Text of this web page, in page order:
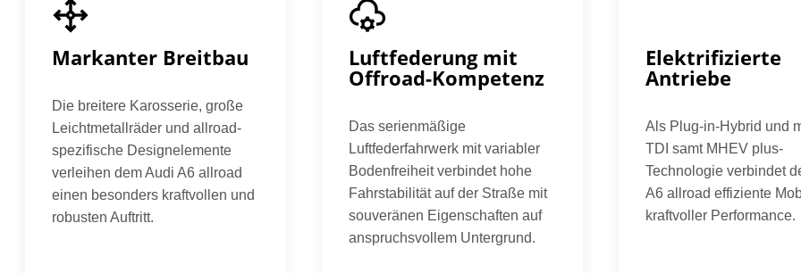
Markanter Breitbau
Die breitere Karosserie, große
Leichtmetallräder und allroad-
spezifische Designelemente
verleihen dem Audi A6 allroad
einen besonders kraftvollen und
robusten Auftritt.
Luftfederung mit
Offroad-Kompetenz
Das serienmäßige
Luftfederfahrwerk mit variabler
Bodenfreiheit verbindet hohe
Fahrstabilität auf der Straße mit
souveränen Eigenschaften auf
anspruchsvollem Untergrund.
Elektrifizierte
Antriebe
Als Plug-in-Hybrid und
TDI samt MHEV plus-
Technologie verbindet
A6 allroad effiziente
kraftvoller Performance.